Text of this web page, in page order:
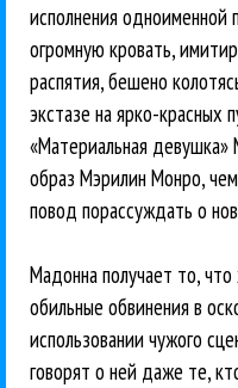
исполнения одноименной
огромную кровать,
распятия, бешено
экстазе на ярко-красных
«Материальная девушка»
образ Мэрилин Монро,
повод порассуждать о
Мадонна получает то,
обильные обвинения в
использовании чужого
говорят о ней даже те,